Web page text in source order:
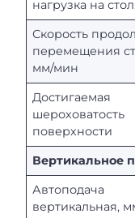
нагрузка на
Скорость
перемещения
мм/мин
Достигаемая
шероховатость
поверхности
Вертикальное
Автоподача
вертикальная,